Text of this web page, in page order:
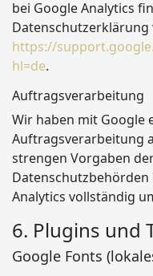
bei Google Analytics
Datenschutzerklärung
https://
hl=de.
Auftragsverarbeitung
Wir haben mit Google
Auftragsverarbeitung
strengen Vorgaben
Analytics vollständig
6. Plugins und
Google Fonts